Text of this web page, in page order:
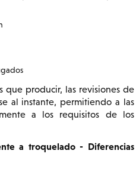
que producir, las revisiones de
al instante, permitiendo a las
a los requisitos de los
a troquelado - Diferencias